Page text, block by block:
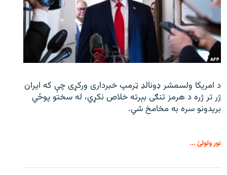
د امریکا ولسمشر ډونالډ ټرمپ خبرداری ورکړی چې که ایران
ژر تر ژره د هرمز تنګی بېرته خلاص نکړي، له سختو پوځي
بریدونو سره به مخامخ شي.
نور ولولئ ...